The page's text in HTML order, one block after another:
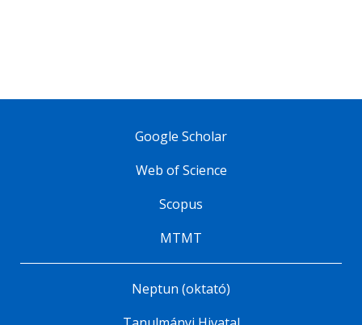
Google Scholar
Web of Science
Scopus
MTMT
Neptun (oktató)